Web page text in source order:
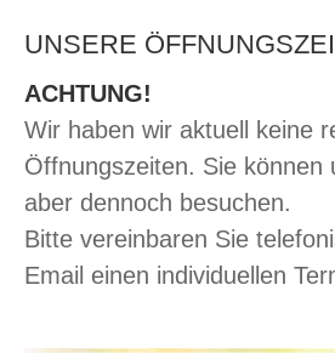
UNSERE
ACHTUNG!
Wir haben wir aktuell keine
Öffnungszeiten. Sie können
aber dennoch besuchen.
Bitte vereinbaren Sie
Email einen individuellen